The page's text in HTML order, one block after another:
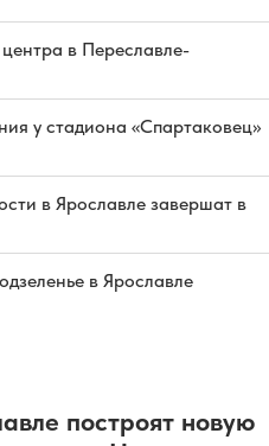
в Переславле-
у стадиона «Спартаковец»
в Ярославле завершат в
в Ярославле
построят новую